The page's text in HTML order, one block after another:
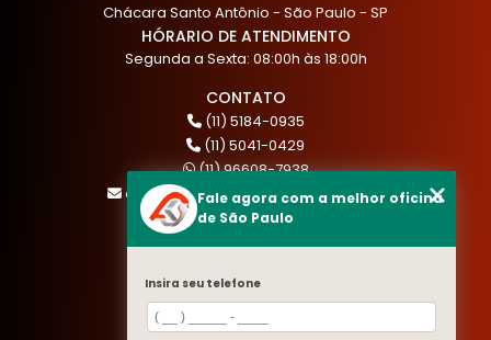
Chácara Santo Antônio - São Paulo - SP
HÓRARIO DE ATENDIMENTO
Segunda a Sexta: 08:00h às 18:00h
CONTATO
(11) 5184-0935
(11) 5041-0429
(11) 96608-7938
atendimento@akautocenter.com.br
MENU
HOME
QUEM SOMOS
Fale agora com a melhor oficina
de São Paulo
Insira seu telefone